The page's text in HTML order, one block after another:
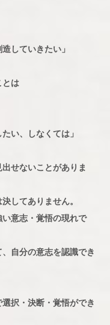
していきたい」
とは
い、しなくては」
せないことがありま
してありません。
意志・覚悟の現れで
自分の意志を認識でき
択・決断・覚悟ができ